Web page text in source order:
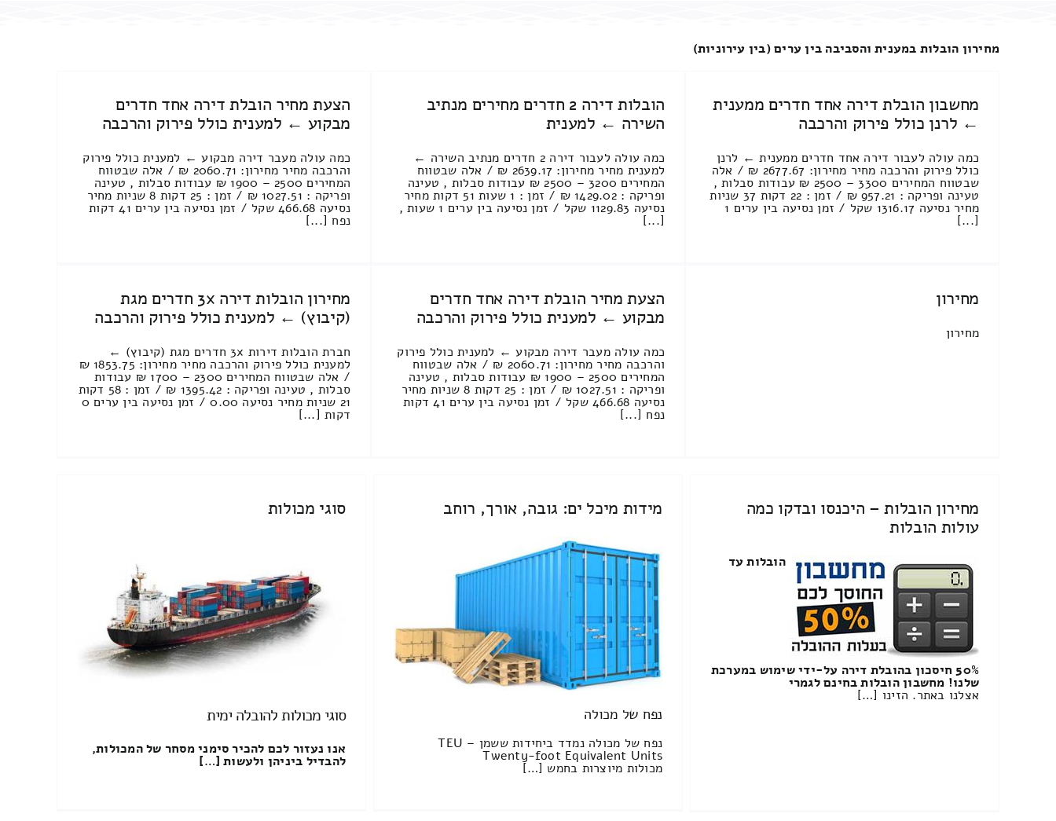
מחירון הובלות במענית והסביבה בין ערים (בין עירוניות)
מחשבון הובלת דירה אחד חדרים ממענית
← לרנן כולל פירוק והרכבה
כמה עולה לעבור דירה אחד חדרים ממענית ← לרנן
כולל פירוק והרכבה מחיר מחירון: 2677.67 ₪ / אלה
שבטווח המחירים 3300 – 2500 ₪ עבודות סבלות ,
טעינה ופריקה : 957.21 ₪ / זמן : 22 דקות 37 שניות
מחיר נסיעה 1316.17 שקל / זמן נסיעה בין ערים 1
[...]
הובלות דירה 2 חדרים מחירים מנתיב
השירה ← למענית
כמה עולה לעבור דירה 2 חדרים מנתיב השירה ←
למענית מחיר מחירון: 2639.17 ₪ / אלה שבטווח
המחירים 3200 – 2500 ₪ עבודות סבלות , טעינה
ופריקה : 1429.02 ₪ / זמן : 1 שעות 51 דקות מחיר
נסיעה 1129.83 שקל / זמן נסיעה בין ערים 1 שעות ,
[...]
הצעת מחיר הובלת דירה אחד חדרים
מבקוע ← למענית כולל פירוק והרכבה
כמה עולה מעבר דירה מבקוע ← למענית כולל פירוק
והרכבה מחיר מחירון: 2060.71 ₪ / אלה שבטווח
המחירים 2500 – 1900 ₪ עבודות סבלות , טעינה
ופריקה : 1027.51 ₪ / זמן : 25 דקות 8 שניות מחיר
נסיעה 466.68 שקל / זמן נסיעה בין ערים 41 דקות
נפח [...]
מחירון
מחירון
הצעת מחיר הובלת דירה אחד חדרים
מבקוע ← למענית כולל פירוק והרכבה
כמה עולה מעבר דירה מבקוע ← למענית כולל פירוק
והרכבה מחיר מחירון: 2060.71 ₪ / אלה שבטווח
המחירים 2500 – 1900 ₪ עבודות סבלות , טעינה
ופריקה : 1027.51 ₪ / זמן : 25 דקות 8 שניות מחיר
נסיעה 466.68 שקל / זמן נסיעה בין ערים 41 דקות
נפח [...]
מחירון הובלות דירה 3x חדרים מגת
(קיבוץ) ← למענית כולל פירוק והרכבה
חברת הובלות דירות 3x חדרים מגת (קיבוץ) ←
למענית כולל פירוק והרכבה מחיר מחירון: 1853.75 ₪
/ אלה שבטווח המחירים 2300 – 1700 ₪ עבודות
סבלות , טעינה ופריקה : 1395.42 ₪ / זמן : 58 דקות
21 שניות מחיר נסיעה 0.00 / זמן נסיעה בין ערים 0
דקות [...]
מחירון הובלות – היכנסו ובדקו כמה
עולות הובלות
הובלות עד
50% חיסכון בהובלת דירה על-ידי שימוש במערכת
שלנו! מחשבון הובלות בחינם לגמרי
אצלנו באתר. הזינו […]
מידות מיכל ים: גובה, אורך, רוחב
נפח של מכולה
נפח של מכולה נמדד ביחידות ששמן TEU –
Twenty-foot Equivalent Units
מכולות מיוצרות בחמש […]
סוגי מכולות
סוגי מכולות להובלה ימית
אנו נעזור לכם להכיר סימני מסחר של המכולות,
להבדיל ביניהן ולעשות […]